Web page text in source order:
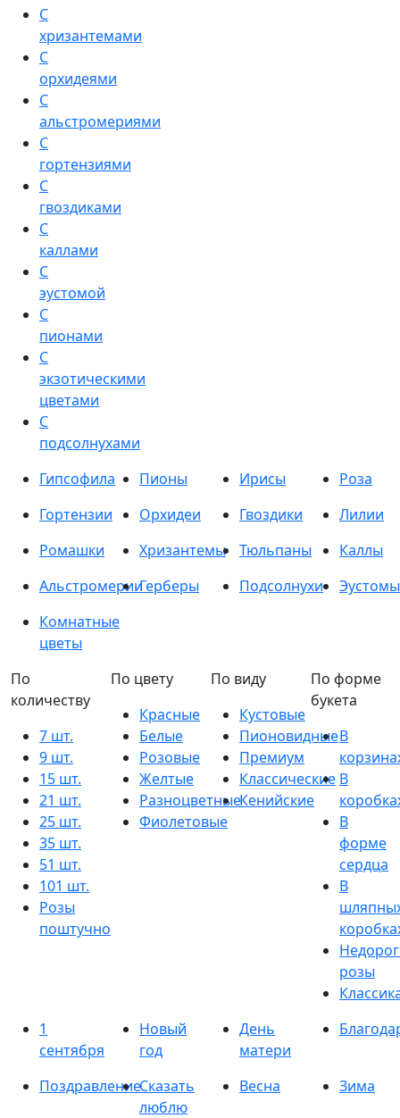
С
хризантемами
С
орхидеями
С
альстромериями
С
гортензиями
С
гвоздиками
С
каллами
С
эустомой
С
пионами
С
экзотическими
цветами
С
подсолнухами
Гипсофила
Пионы Ирисы
Роза
Гортензии
Орхидеи Гвоздики
Лилии
Ромашки
Хризантемы Тюльпаны
Каллы
АльстромерииГерберы Подсолнухи
Эустомы
Комнатные
цветы
По
количеству
7 шт.
9 шт.
15 шт.
21 шт.
25 шт.
35 шт.
51 шт.
101 шт.
Розы
поштучно
По цвету
Красные
Белые
Розовые
Желтые
Разноцветные
Фиолетовые
По виду
Кустовые
Пионовидные
Премиум
Классические
Кенийские
По форме
букета
В
В
В
форме
сердца
В
розы
1
сентября
Новый
год
День
матери
ПоздравлениеСказать
люблю
Весна Зима